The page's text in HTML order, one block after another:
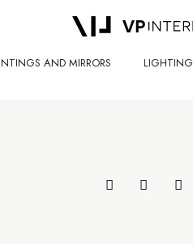
AND MIRRORS LIGHTING